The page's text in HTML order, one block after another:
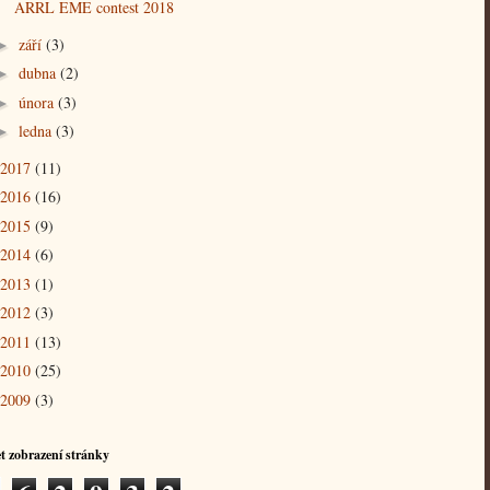
ARRL EME contest 2018
září (3)
dubna (2)
února (3)
ledna (3)
2017 (11)
2016 (16)
2015 (9)
2014 (6)
2013 (1)
2012 (3)
2011 (13)
2010 (25)
2009 (3)
zobrazení stránky